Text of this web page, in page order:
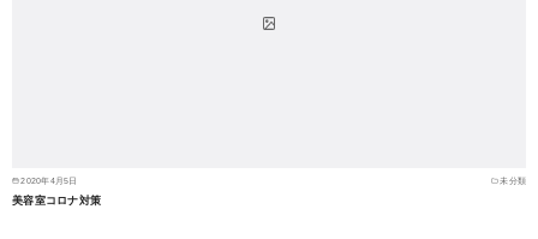
2020年4月5日 未分類
美容室コロナ対策